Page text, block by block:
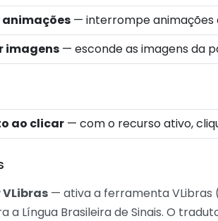
animações — interrompe animações
imagens — esconde as imagens da
ao clicar — com o recurso ativo,
— ativa a ferramenta VLibras
a Língua Brasileira de Sinais. O